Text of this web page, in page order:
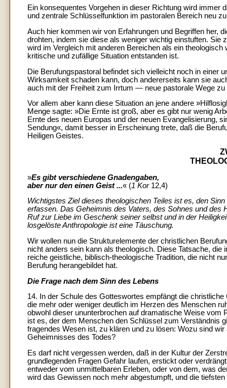
Ein konsequentes Vorgehen in dieser Richtung wird immer
und zentrale Schlüsselfunktion im pastoralen Bereich neu
Auch hier kommen wir von Erfahrungen und Begriffen her,
drohten, indem sie diese als weniger wichtig einstuften.
wird im Vergleich mit anderen Bereichen als ein
kritische und zufällige Situation entstanden ist.
Die Berufungspastoral befindet sich vielleicht noch in einer
Wirksamkeit schaden kann, doch andererseits kann sie
auch mit der Freiheit zum Irrtum — neue pastorale Wege zu
Vor allem aber kann diese Situation an jene andere
Menge sagte: »Die Ernte ist groß, aber es gibt nur wenig
Ernte des neuen Europas und der neuen Evangelisierung,
Sendung«, damit besser in Erscheinung trete, daß die
Heiligen Geistes.
»Es gibt verschiedene Gnadengaben,
aber nur den einen Geist ...« (1 Kor 12,4)
Wichtigstes Ziel dieses theologischen Teiles ist es, den
erfassen. Das Geheimnis des Vaters, des Sohnes und des
Ruf zur Liebe im Geschenk seiner selbst und in der
losgelöste Anthropologie ist eine Täuschung.
Wir wollen nun die Strukturelemente der christlichen
nicht anders sein kann als theologisch. Diese Tatsache,
reiche geistliche, biblisch-theologische Tradition, die nicht
Berufung herangebildet hat.
Die Frage nach dem Sinn des Lebens
14. In der Schule des Gotteswortes empfängt die
die mehr oder weniger deutlich im Herzen des Menschen
obwohl dieser ununterbrochen auf dramatische Weise
ist es, der dem Menschen den Schlüssel zum Verständnis
fragendes Wesen ist, zu klären und zu lösen: Wozu sind
Geheimnisses des Todes?
Es darf nicht vergessen werden, daß in der Kultur der
grundlegenden Fragen Gefahr laufen, erstickt oder
entweder vom unmittelbaren Erleben, oder von dem, was
wird das Gewissen noch mehr abgestumpft, und die